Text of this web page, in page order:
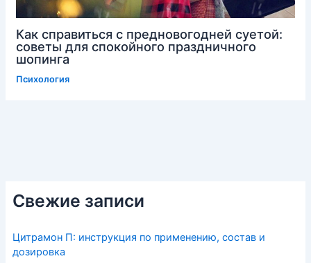
Как справиться с предновогодней суетой:
советы для спокойного праздничного
шопинга
Психология
Свежие записи
Цитрамон П: инструкция по применению, состав и
дозировка